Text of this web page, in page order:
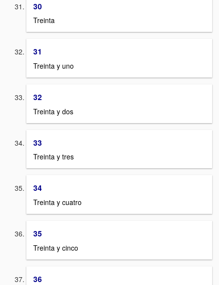
30
Treinta
31
Treinta y uno
32
Treinta y dos
33
Treinta y tres
34
Treinta y cuatro
35
Treinta y cinco
36